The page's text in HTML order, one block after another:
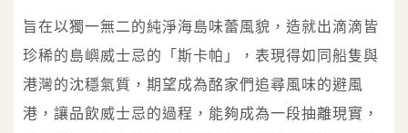
旨在以獨一無二的純淨海島味蕾風貌，造就出滴滴皆
珍稀的島嶼威士忌的「斯卡帕」，表現得如同船隻與
港灣的沈穩氣質，期望成為酩家們追尋風味的避風
港，讓品飲威士忌的過程，能夠成為一段抽離現實，